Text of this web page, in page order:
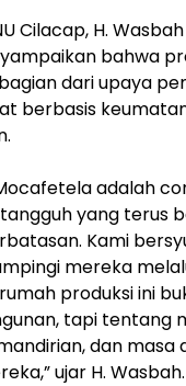
Cilacap, H.
bahwa
dari upaya
berbasis
adalah
yang terus
Kami
mereka
produksi ini
tapi tentang
dan masa
ujar H. Wasbah.